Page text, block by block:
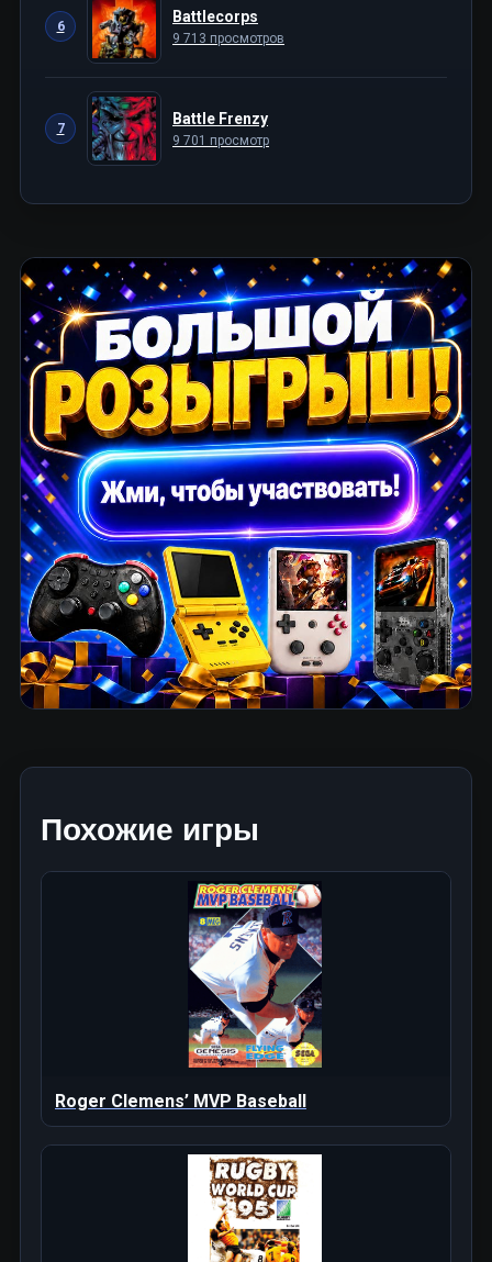
6
Battlecorps
9 713 просмотров
7
Battle Frenzy
9 701 просмотр
Похожие игры
Roger Clemens’ MVP Baseball